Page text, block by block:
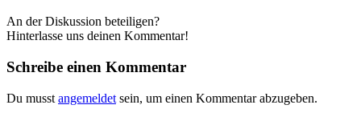
An der Diskussion beteiligen?
Hinterlasse uns deinen Kommentar!
Schreibe einen Kommentar
Du musst angemeldet sein, um einen Kommentar abzugeben.